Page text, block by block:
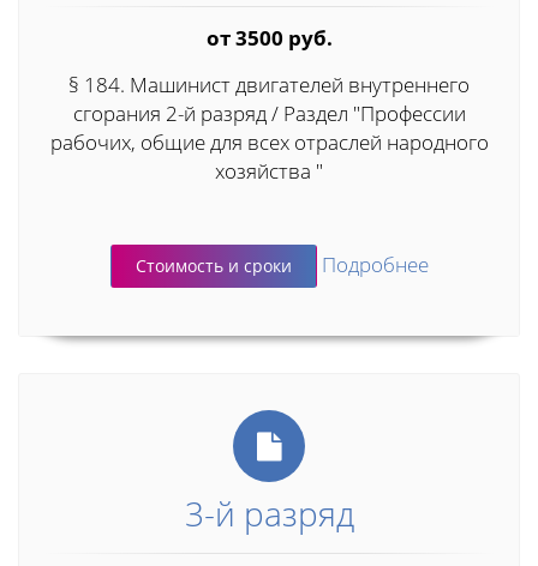
от 3500 руб.
§ 184. Машинист двигателей внутреннего
сгорания 2-й разряд / Раздел "Профессии
рабочих, общие для всех отраслей народного
хозяйства "
Стоимость и сроки Подробнее
3-й разряд